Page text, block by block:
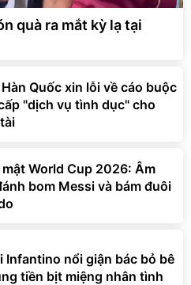
quà ra mắt kỳ lạ tại
Quốc xin lỗi về cáo buộc
"dịch vụ tình dục" cho
mật World Cup 2026: Âm
bom Messi và bám đuôi
Infantino nổi giận bác bỏ bê
tiền bịt miệng nhân tình